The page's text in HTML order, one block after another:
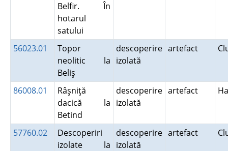
Belfir. În
hotarul
satului
56023.01
Topor
neolitic la
Beliş
descoperire
izolată
artefact
86008.01
Râşniţă
dacică la
Betind
descoperire
izolată
artefact
57760.02
Descoperiri
izolate la
descoperire
izolată
artefact